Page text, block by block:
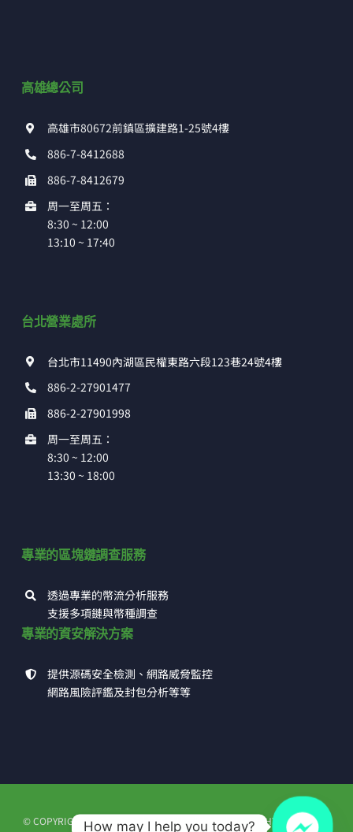
高雄總公司
高雄市80672前鎮區擴建路1-25號4樓
886-7-8412688
886-7-8412679
周一至周五：
8:30 ~ 12:00
13:10 ~ 17:40
台北營業處所
台北市11490內湖區民權東路六段123巷24號4樓
886-2-27901477
886-2-27901998
周一至周五：
8:30 ~ 12:00
13:30 ~ 18:00
專業的區塊鏈調查服務
透過專業的幣流分析服務
支援多項鏈與幣種調查
專業的資安解決方案
提供源碼安全檢測、網路威脅監控
網路風險評鑑及封包分析等等
© COPYRIGHT 1993 - 2026 | 高田科技有限公司 | ALL RIGHTS RESERVED
How may I help you today?